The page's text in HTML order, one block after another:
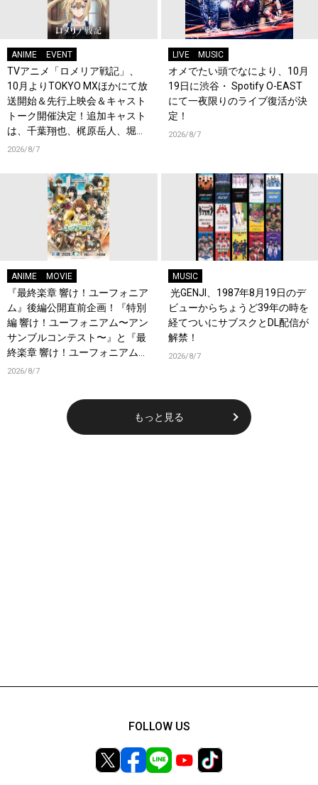
ANIME EVENT
TVアニメ「ロメリア戦記」、
10月よりTOKYO MXほかにて放
送開始＆先行上映会＆キャスト
トーク開催決定！追加キャスト
は、千葉翔也、梶原岳人、堀江
瞬、綿貫竜之介！PV第1弾公
2026/8/7
LIVE MUSIC
オメでたい頭でなにより、10月
19日に渋谷・ Spotify O-EAST
にて一夜限りのライブ復活が決
定！
2026/8/7
ANIME MOVIE
『最終楽章 響け！ユーフォニア
ム』後編公開直前企画！『特別
編 響け！ユーフォニアム〜アン
サンブルコンテスト〜』と『最
終楽章 響け！ユーフォニアム』
前編の一挙上映が決定！
2026/8/7
MUSIC
光GENJI、1987年8月19日のデ
ビューからちょうど39年の時を
経てついにサブスクとDL配信が
解禁！
2026/8/7
もっと見る
FOLLOW US